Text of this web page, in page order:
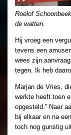
Roelof
de watten.
Hij vroeg een
tevens een
wees zijn
tegen. Ik heb
Marjan de Vries,
werkte heeft toen
opgesteld.” Naar
bij elkaar en na
toch nog gunstig